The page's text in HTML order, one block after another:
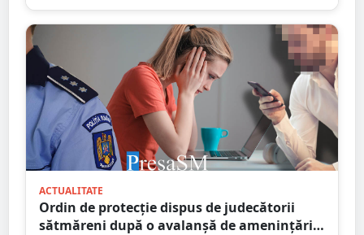
ACTUALITATE
Ordin de protecție dispus de judecătorii
sătmăreni după o avalanșă de amenințări